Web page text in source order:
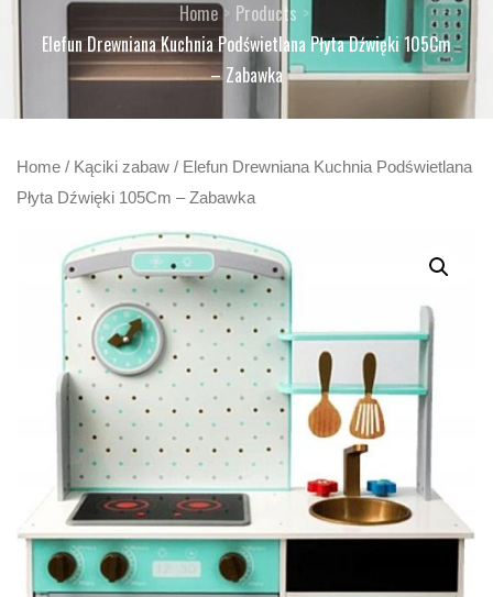
Home
Products
Elefun Drewniana Kuchnia Podświetlana Płyta Dźwięki 105Cm
– Zabawka
Home / Kąciki zabaw / Elefun Drewniana Kuchnia Podświetlana
Płyta Dźwięki 105Cm – Zabawka